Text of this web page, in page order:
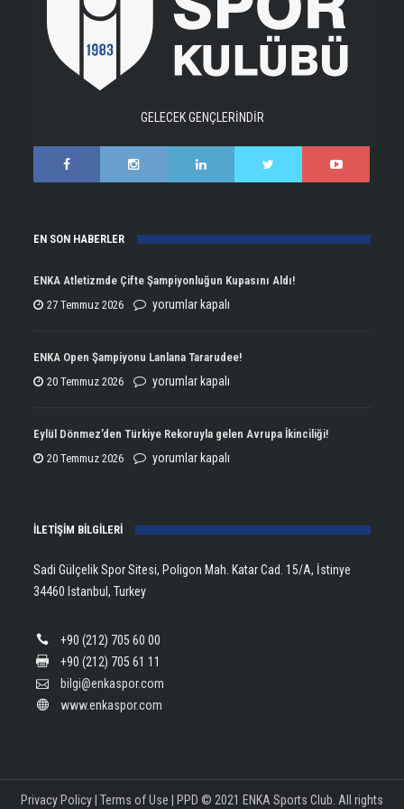
GELECEK GENÇLERİNDİR
EN SON HABERLER
ENKA Atletizmde Çifte Şampiyonluğun Kupasını Aldı!
27 Temmuz 2026
ENKA
Çifte
Şampiyonluğun
yorumlar kapalı
ENKA Open Şampiyonu Lanlana Tararudee!
20 Temmuz 2026
ENKA
Şampiyonu
Lanlana
yorumlar kapalı
Eylül Dönmez’den Türkiye Rekoruyla gelen Avrupa İkinciliği!
20 Temmuz 2026
Eylül
Rekoruyla
Avrupa
yorumlar kapalı
İLETİŞİM BİLGİLERİ
Sadi Gülçelik Spor Sitesi, Poligon Mah. Katar Cad. 15/A, İstinye
34460 Istanbul, Turkey
+90 (212) 705 60 00
+90 (212) 705 61 11
bilgi@enkaspor.com
www.enkaspor.com
Privacy Policy| Terms of Use | PPD © 2021 ENKA Sports Club. All rights